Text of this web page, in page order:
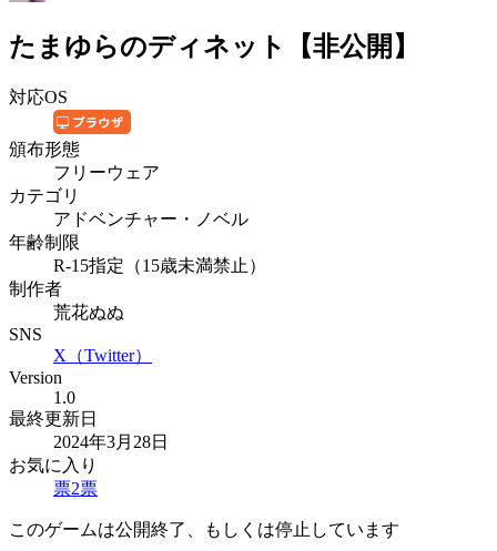
たまゆらのディネット【非公開】
対応OS
頒布形態
フリーウェア
カテゴリ
アドベンチャー・ノベル
年齢制限
R-15指定（15歳未満禁止）
制作者
荒花ぬぬ
SNS
X（Twitter）
Version
1.0
最終更新日
2024年3月28日
お気に入り
票2票
このゲームは公開終了、もしくは停止しています